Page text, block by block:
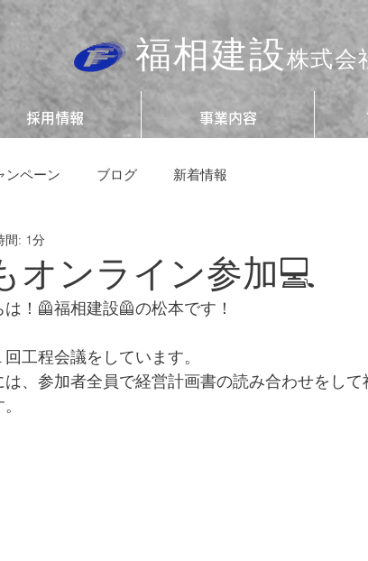
福相建設株式会
採用情報 事業内容
ンペーン ブログ 新着情報
オンライン参加💻
間: 1分
！🦺福相建設🦺の松本です！
工程会議をしています。
、参加者全員で経営計画書の読み合わせをし